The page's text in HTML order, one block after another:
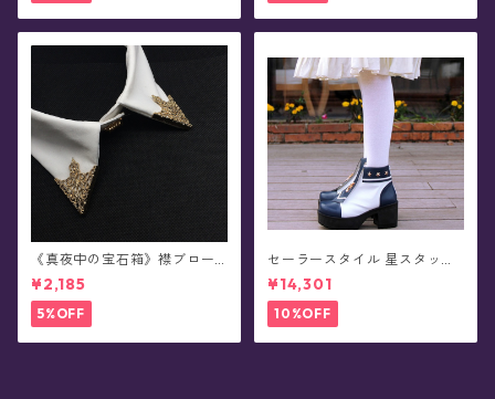
《真夜中の宝石箱》襟ブロー
チ/カラータックピン(2個セッ
ト/全5色)
¥2,185
5%OFF
セーラースタイル 星スタッズ
ショートブーツ(全3色)
¥14,301
10%OFF